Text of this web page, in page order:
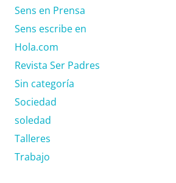
Sens en Prensa
Sens escribe en
Hola.com
Revista Ser Padres
Sin categoría
Sociedad
soledad
Talleres
Trabajo